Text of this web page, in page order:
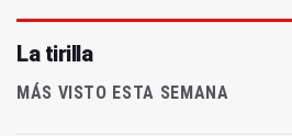
La tirilla
MÁS VISTO ESTA SEMANA